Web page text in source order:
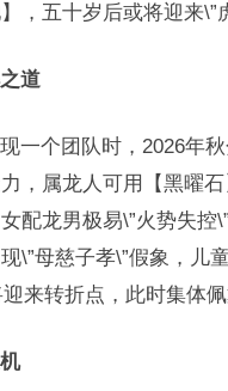
，五十岁后或将迎来\”
道
一个团队时，2026年
，属龙人可用【黑曜
配龙男极易\”火势失
\”母慈子孝\”假象，儿
来转折点，此时集体